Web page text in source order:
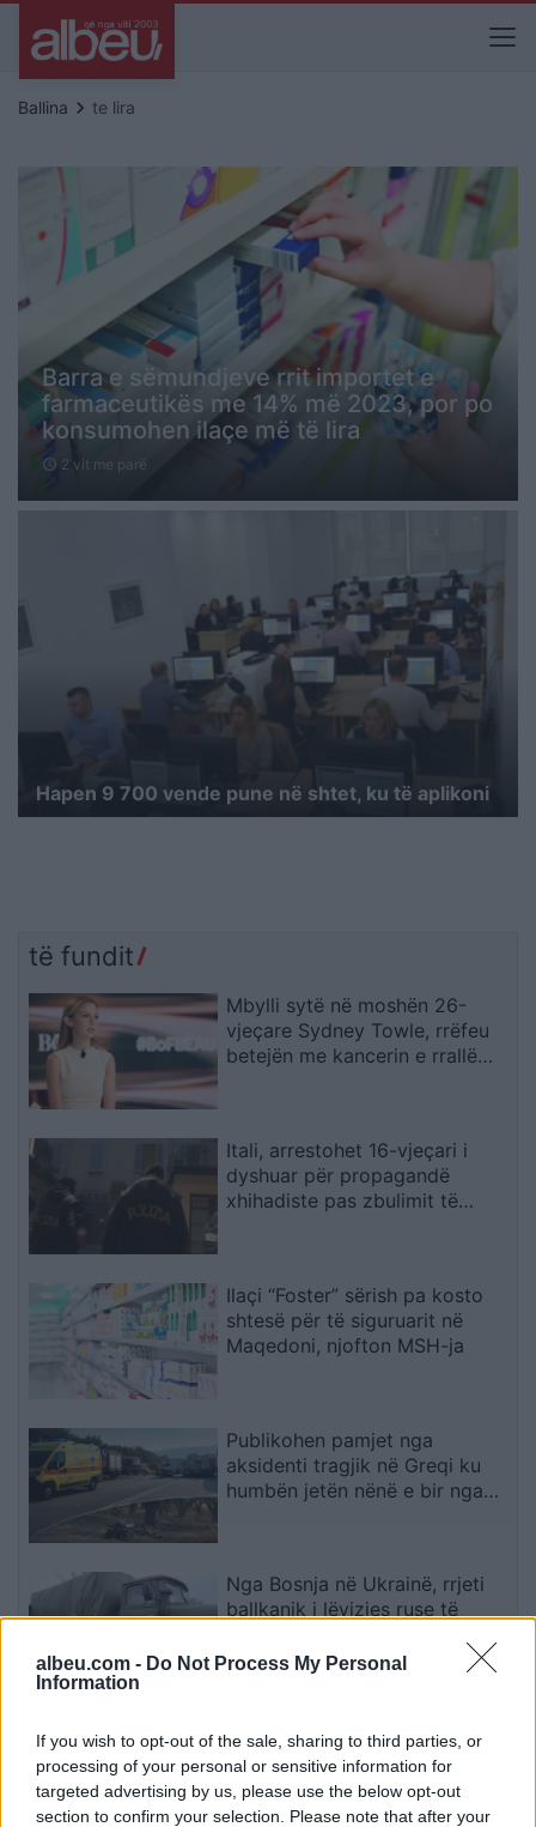
albeu.com - Do Not Process My Personal
Information
If you wish to opt-out of the sale, sharing to third parties, or
processing of your personal or sensitive information for
targeted advertising by us, please use the below opt-out
section to confirm your selection. Please note that after your
Ballina keyboard_arrow_right te lira
Barra e sëmundjeve rrit importet e
farmaceutikës me 14% më 2023, por po
konsumohen ilaçe më të lira
schedule 2 vit me parë
Hapen 9 700 vende pune në shtet, ku të aplikoni
të fundit
Mbylli sytë në moshën 26-
vjeçare Sydney Towle, rrëfeu
betejën me kancerin e rrallë
Itali, arrestohet 16-vjeçari i
dyshuar për propagandë
xhihadiste pas zbulimit të
Ilaçi “Foster” sërish pa kosto
shtesë për të siguruarit në
Maqedoni, njofton MSH-ja
Publikohen pamjet nga
aksidenti tragjik në Greqi ku
humbën jetën nënë e bir nga
Nga Bosnja në Ukrainë, rrjeti
ballkanik i lëvizjes ruse të
Veprimi i Ernest Muçit, reagon
presidenti i Trabzonsporit: Më
preku mua dhe të gjithë
lojtarët